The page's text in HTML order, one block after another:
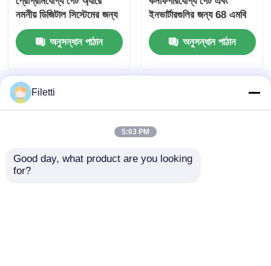
নমনীয় ডিজিটাল সিস্টেমের জন্য
68 এমবি ব্লক র্যাম এবং 6
ইউএস সেটলিং টাইমের সাথে
অনুসন্ধান পাঠান
ইনভার্টারগুলির জন্য 68 এমবি
ব্লক র্যাম সহ এফপিজিএ ফিল্ড
প্রোগ্রামযোগ্য গেট অ্যারে
অনুসন্ধান পাঠান
Filetti
5:03 PM
Good day, what product are you looking
for?